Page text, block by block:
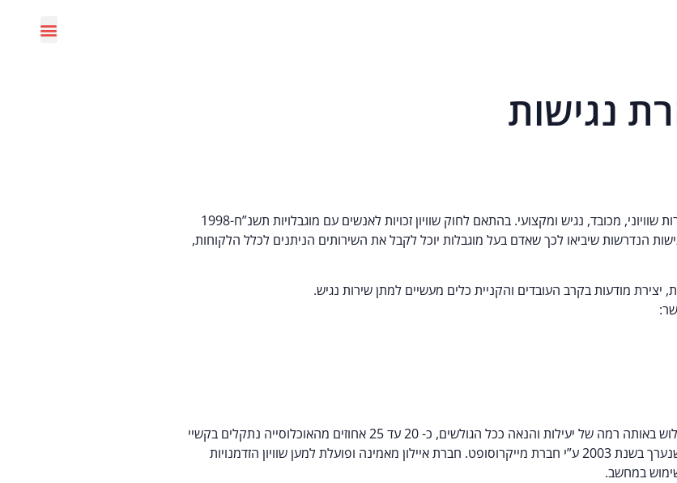
נגישות
נוקט את מירב המאמצים ומשקיע משאבים רבים על מנת לספק לכל לקוחותיו שירות שוויוני, מכובד, נגיש ומקצועי. בהתאם לחוק שוויון זכויות לאנשים עם מוגבלויות תשנ”ח-1998
הנדרשות שיביאו לכך שאדם בעל מוגבלות יוכל לקבל את השירותים הניתנים לכלל הלקוחות,
מודעות בקרב העובדים והקניית כלים מעשיים למתן שירות נגיש.
אתר אינטרנט נגיש הוא אתר המאפשר לאנשים עם מוגבלות ולאנשים מבוגרים לגלוש באותה רמה של יעילות והנאה ככל הגולשים, כ- 20 עד 25 אחוזים מהאוכלוסייה נתקלים בקשיי
שימוש באינטרנט ועשויים להיטיב מתכני אינטרנט נגישים יותר, כך על פי מחקר שנערך בשנת 2003 ע”י חברת מייקרוסופט. חברת איילון מאמינה ופועלת למען שוויון הזדמנויות
במחשב.